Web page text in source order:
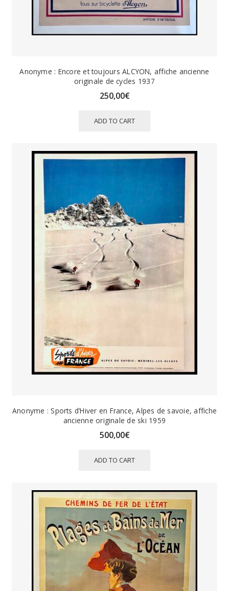
Anonyme : Encore et toujours ALCYON, affiche ancienne
originale de cycles 1937
250,00€
ADD TO CART
Anonyme : Sports d’Hiver en France, Alpes de savoie, affiche
ancienne originale de ski 1959
500,00€
ADD TO CART